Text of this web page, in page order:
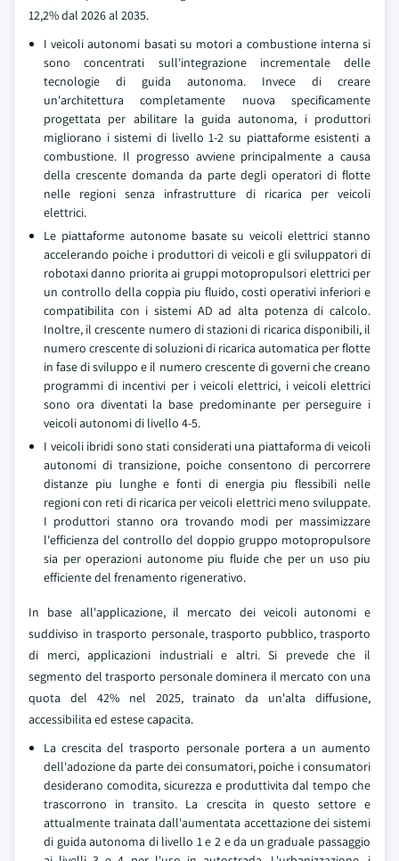
12,2% dal 2026 al 2035.
I veicoli autonomi basati su motori a combustione interna si
sono concentrati sull'integrazione incrementale delle
tecnologie di guida autonoma. Invece di creare
un'architettura completamente nuova specificamente
progettata per abilitare la guida autonoma, i produttori
migliorano i sistemi di livello 1-2 su piattaforme esistenti a
combustione. Il progresso avviene principalmente a causa
della crescente domanda da parte degli operatori di flotte
nelle regioni senza infrastrutture di ricarica per veicoli
elettrici.
Le piattaforme autonome basate su veicoli elettrici stanno
accelerando poiche i produttori di veicoli e gli sviluppatori di
robotaxi danno priorita ai gruppi motopropulsori elettrici per
un controllo della coppia piu fluido, costi operativi inferiori e
compatibilita con i sistemi AD ad alta potenza di calcolo.
Inoltre, il crescente numero di stazioni di ricarica disponibili, il
numero crescente di soluzioni di ricarica automatica per flotte
in fase di sviluppo e il numero crescente di governi che creano
programmi di incentivi per i veicoli elettrici, i veicoli elettrici
sono ora diventati la base predominante per perseguire i
veicoli autonomi di livello 4-5.
I veicoli ibridi sono stati considerati una piattaforma di veicoli
autonomi di transizione, poiche consentono di percorrere
distanze piu lunghe e fonti di energia piu flessibili nelle
regioni con reti di ricarica per veicoli elettrici meno sviluppate.
I produttori stanno ora trovando modi per massimizzare
l'efficienza del controllo del doppio gruppo motopropulsore
sia per operazioni autonome piu fluide che per un uso piu
efficiente del frenamento rigenerativo.
In base all'applicazione, il mercato dei veicoli autonomi e
suddiviso in trasporto personale, trasporto pubblico, trasporto
di merci, applicazioni industriali e altri. Si prevede che il
segmento del trasporto personale dominera il mercato con una
quota del 42% nel 2025, trainato da un'alta diffusione,
accessibilita ed estese capacita.
La crescita del trasporto personale portera a un aumento
dell'adozione da parte dei consumatori, poiche i consumatori
desiderano comodita, sicurezza e produttivita dal tempo che
trascorrono in transito. La crescita in questo settore e
attualmente trainata dall'aumentata accettazione dei sistemi
di guida autonoma di livello 1 e 2 e da un graduale passaggio